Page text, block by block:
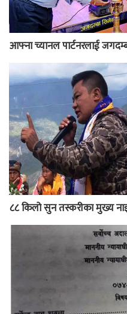
आफ्ना च्यानल पार्टनरलाई
८८ किलो सुन तस्करीका मुख्य